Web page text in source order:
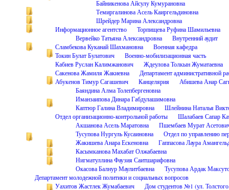
Байникенова Айсулу Кумурановна
Темиргалинова Асель Каиргельдиновна
Шрейдер Марина Александровна
Информационное агентство
Торпищева Руфина Шамильевна
Вервейко Татьяна Александровна
Внутренний аудит
Сламбекова Куканай Шахмановна
Военная кафедра
Токин Булат Булатович
Военно-мобилизационная часть
Кабиев Руслан Калимжанович
Ждеулова Толкын Жуматаевна
Сакенова Жамиля Жакиевна
Департамент административной
Абукенов Тимур Сагашевич
Канцелярия
Абишева Анар
Баяндина Алма Толепбергеновна
Иманзаипова Динара Габдулашимовна
Каптюр Галина Владимировна
Шлейнина Наталья
Отдел организационно-контрольной работы
Шалабаев Сапар
Акшанова Асель Маратовна
Пшембаев Мурат
Тусупова Нургуль Кусаиновна
Отдел по управлению
Жакишева Анара Ескеновна
Гаппасова Лаура
Касымканова Махабат Олжабаевна
Нигматуллина Фаузия Саитшарифовна
Окасова Балнур Маулитбаевна
Тусупова Ардак
Департамент молодежной политики и социальных вопросов
Уахитов Жастлек Жумабаевич
Дом студентов №1 (ул.